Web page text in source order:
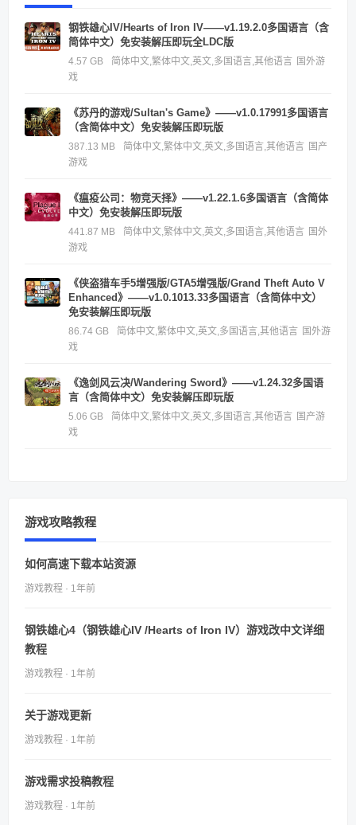
钢铁雄心IV/Hearts of Iron IV——v1.19.2.0多国语言（含
简体中文）免安装解压即玩全LDC版
4.57 GB 简体中文,繁体中文,英文,多国语言,其他语言 国外游
戏
《苏丹的游戏/Sultan's Game》——v1.0.17991多国语言
（含简体中文）免安装解压即玩版
387.13 MB 简体中文,繁体中文,英文,多国语言,其他语言 国产
游戏
《瘟疫公司：物竞天择》——v1.22.1.6多国语言（含简体
中文）免安装解压即玩版
441.87 MB 简体中文,繁体中文,英文,多国语言,其他语言 国外
游戏
《侠盗猎车手5增强版/GTA5增强版/Grand Theft Auto V
Enhanced》——v1.0.1013.33多国语言（含简体中文）
免安装解压即玩版
86.74 GB 简体中文,繁体中文,英文,多国语言,其他语言 国外游
戏
《逸剑风云决/Wandering Sword》——v1.24.32多国语
言（含简体中文）免安装解压即玩版
5.06 GB 简体中文,繁体中文,英文,多国语言,其他语言 国产游
戏
游戏攻略教程
如何高速下载本站资源
游戏教程 · 1年前
钢铁雄心4（钢铁雄心IV /Hearts of Iron IV）游戏改中文详细
教程
游戏教程 · 1年前
关于游戏更新
游戏教程 · 1年前
游戏需求投稿教程
游戏教程 · 1年前